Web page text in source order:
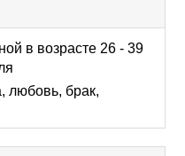
в возрасте 26 - 39
любовь, брак,